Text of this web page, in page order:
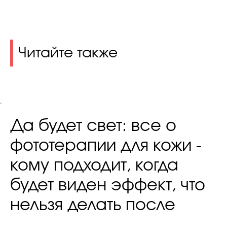
Читайте также
.
Да будет свет: все о
фототерапии для кожи -
кому подходит, когда
будет виден эффект, что
нельзя делать после